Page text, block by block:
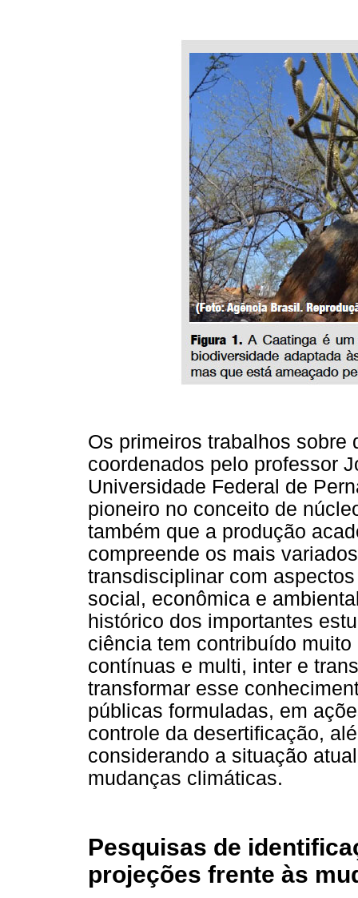
Os primeiros trabalhos sobre
coordenados pelo professor
Universidade Federal de
pioneiro no conceito de
também que a produção
compreende os mais
transdisciplinar com
social, econômica e
histórico dos importantes
ciência tem contribuído
contínuas e multi, inter e
transformar esse
públicas formuladas, em
controle da desertificação,
considerando a situação
mudanças climáticas.
Pesquisas de
projeções frente às